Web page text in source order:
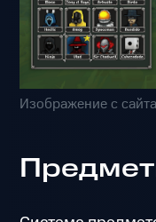
Изображение с